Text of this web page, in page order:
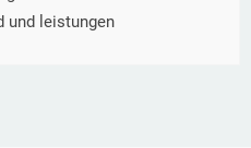
und leistungen